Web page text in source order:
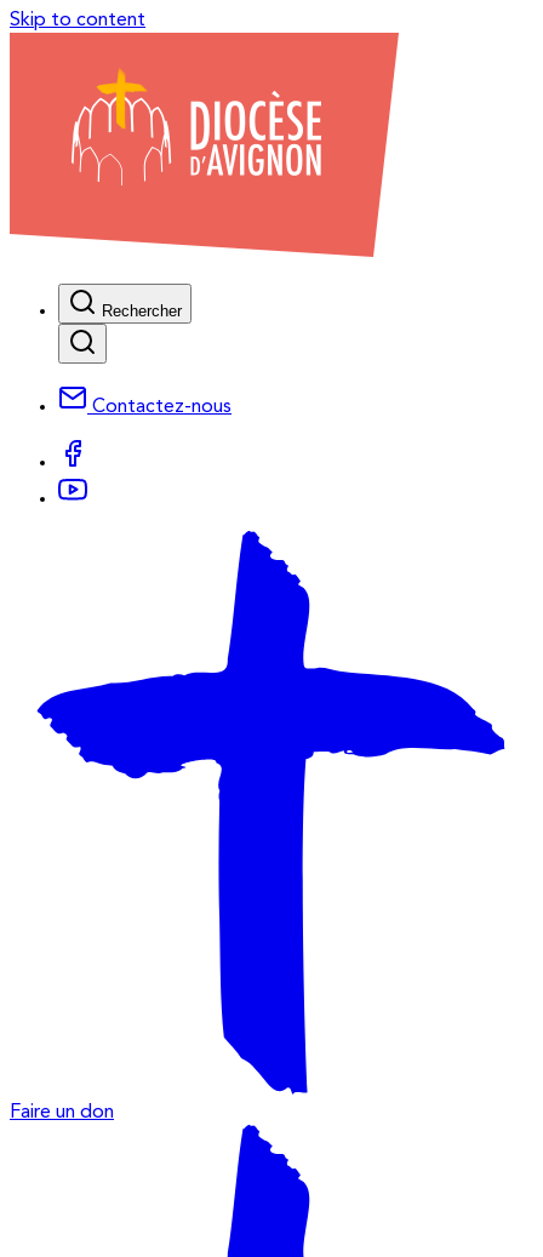
Skip to content
Rechercher
Contactez-nous
Faire un don